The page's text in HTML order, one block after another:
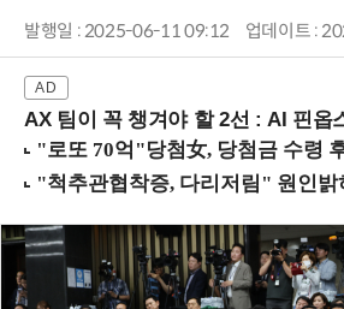
발행일 : 2025-06-11 09:12 업데이트 :
AX 팀이 꼭 챙겨야 할 2선 : AI 핀옵스(FinOps)와 토큰 거